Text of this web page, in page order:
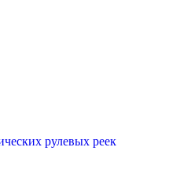
рулевых реек